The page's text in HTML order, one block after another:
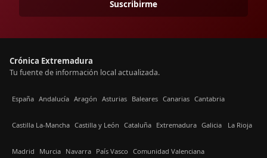
Suscribirme
Crónica Extremadura
Tu fuente de información local actualizada.
España Andalucía Aragón Asturias Baleares Canarias Cantabria
Castilla La-Mancha Castilla y León Cataluña Extremadura Galicia La Rioja
Madrid Murcia Navarra País Vasco Comunidad Valenciana